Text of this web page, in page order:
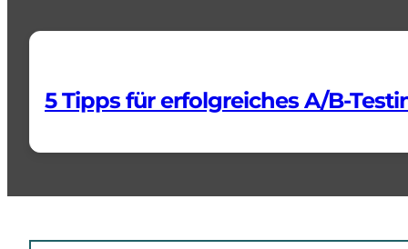
5 Tipps für erfolgreiches A/B-